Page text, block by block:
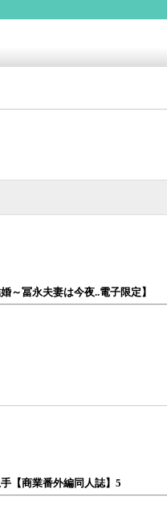
～冨永夫妻は今夜..電子限定】
【商業番外編同人誌】5